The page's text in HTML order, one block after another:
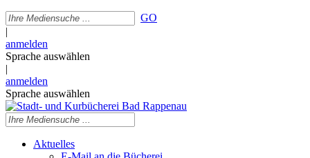
GO
|
anmelden
Sprache auswählen
|
anmelden
Sprache auswählen
Aktuelles